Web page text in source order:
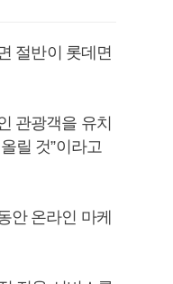
절반이 롯데면
관광객을 유치
릴 것”이라고
안 온라인 마케